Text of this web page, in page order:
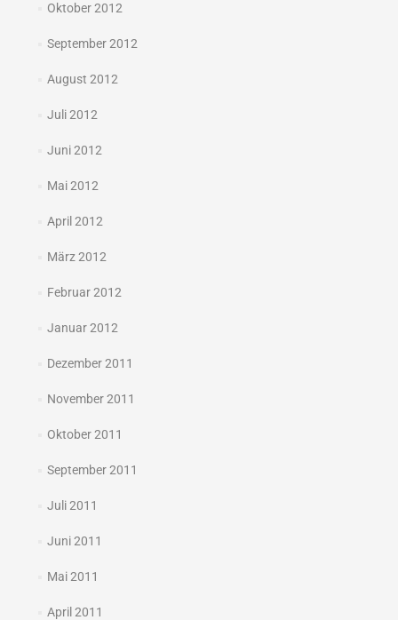
Oktober 2012
September 2012
August 2012
Juli 2012
Juni 2012
Mai 2012
April 2012
März 2012
Februar 2012
Januar 2012
Dezember 2011
November 2011
Oktober 2011
September 2011
Juli 2011
Juni 2011
Mai 2011
April 2011